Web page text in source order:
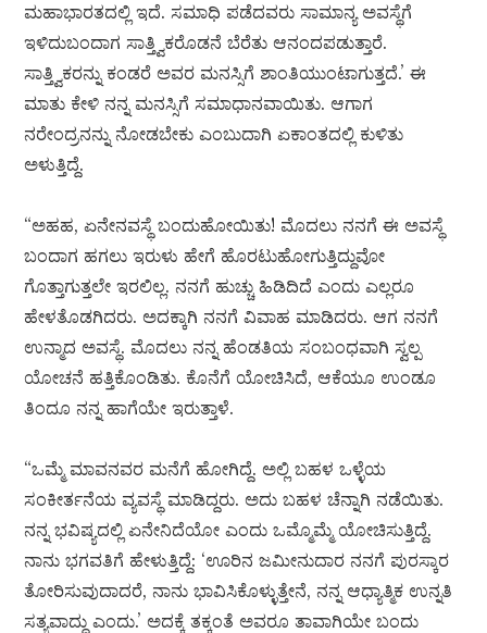
ಮಹಾಭಾರತದಲ್ಲಿ ಇದೆ. ಸಮಾಧಿ ಪಡೆದವರು ಸಾಮಾನ್ಯ ಅವಸ್ಥೆಗೆ
ಇಳಿದುಬಂದಾಗ ಸಾತ್ತ್ವಿಕರೊಡನೆ ಬೆರೆತು ಆನಂದಪಡುತ್ತಾರೆ.
ಸಾತ್ತ್ವಿಕರನ್ನು ಕಂಡರೆ ಅವರ ಮನಸ್ಸಿಗೆ ಶಾಂತಿಯುಂಟಾಗುತ್ತದೆ.’ ಈ
ಮಾತು ಕೇಳಿ ನನ್ನ ಮನಸ್ಸಿಗೆ ಸಮಾಧಾನವಾಯಿತು. ಆಗಾಗ
ನರೇಂದ್ರನನ್ನು ನೋಡಬೇಕು ಎಂಬುದಾಗಿ ಏಕಾಂತದಲ್ಲಿ ಕುಳಿತು
ಅಳುತ್ತಿದ್ದೆ.
“ಅಹಹ, ಏನೇನವಸ್ಥೆ ಬಂದುಹೋಯಿತು! ಮೊದಲು ನನಗೆ ಈ ಅವಸ್ಥೆ
ಬಂದಾಗ ಹಗಲು ಇರುಳು ಹೇಗೆ ಹೊರಟುಹೋಗುತ್ತಿದ್ದುವೋ
ಗೊತ್ತಾಗುತ್ತಲೇ ಇರಲಿಲ್ಲ. ನನಗೆ ಹುಚ್ಚು ಹಿಡಿದಿದೆ ಎಂದು ಎಲ್ಲರೂ
ಹೇಳತೊಡಗಿದರು. ಅದಕ್ಕಾಗಿ ನನಗೆ ವಿವಾಹ ಮಾಡಿದರು. ಆಗ ನನಗೆ
ಉನ್ಮಾದ ಅವಸ್ಥೆ. ಮೊದಲು ನನ್ನ ಹೆಂಡತಿಯ ಸಂಬಂಧವಾಗಿ ಸ್ವಲ್ಪ
ಯೋಚನೆ ಹತ್ತಿಕೊಂಡಿತು. ಕೊನೆಗೆ ಯೋಚಿಸಿದೆ, ಆಕೆಯೂ ಉಂಡೂ
ತಿಂದೂ ನನ್ನ ಹಾಗೆಯೇ ಇರುತ್ತಾಳೆ.
“ಒಮ್ಮೆ ಮಾವನವರ ಮನೆಗೆ ಹೋಗಿದ್ದೆ. ಅಲ್ಲಿ ಬಹಳ ಒಳ್ಳೆಯ
ಸಂಕೀರ್ತನೆಯ ವ್ಯವಸ್ಥೆ ಮಾಡಿದ್ದರು. ಅದು ಬಹಳ ಚೆನ್ನಾಗಿ ನಡೆಯಿತು.
ನನ್ನ ಭವಿಷ್ಯದಲ್ಲಿ ಏನೇನಿದೆಯೋ ಎಂದು ಒಮ್ಮೊಮ್ಮೆ ಯೋಚಿಸುತ್ತಿದ್ದೆ.
ನಾನು ಭಗವತಿಗೆ ಹೇಳುತ್ತಿದ್ದೆ: ‘ಊರಿನ ಜಮೀನುದಾರ ನನಗೆ ಪುರಸ್ಕಾರ
ತೋರಿಸುವುದಾದರೆ, ನಾನು ಭಾವಿಸಿಕೊಳ್ಳುತ್ತೇನೆ, ನನ್ನ ಆಧ್ಯಾತ್ಮಿಕ ಉನ್ನತಿ
ಸತ್ಯವಾದ್ದು ಎಂದು.’ ಅದಕ್ಕೆ ತಕ್ಕಂತೆ ಅವರೂ ತಾವಾಗಿಯೇ ಬಂದು